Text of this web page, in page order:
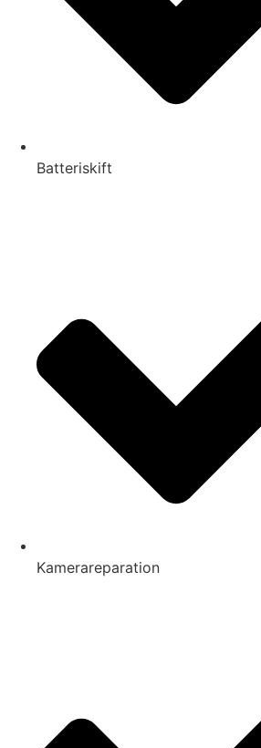
Batteriskift
Kamerareparation